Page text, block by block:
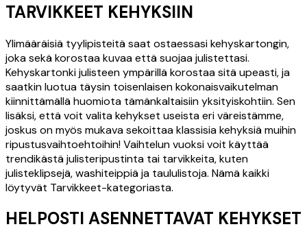
TARVIKKEET KEHYKSIIN
Ylimääräisiä tyylipisteitä saat ostaessasi kehyskartongin,
joka sekä korostaa kuvaa että suojaa julistettasi.
Kehyskartonki julisteen ympärillä korostaa sitä upeasti, ja
saatkin luotua täysin toisenlaisen kokonaisvaikutelman
kiinnittämällä huomiota tämänkaltaisiin yksityiskohtiin. Sen
lisäksi, että voit valita kehykset useista eri väreistämme,
joskus on myös mukava sekoittaa klassisia kehyksiä muihin
ripustusvaihtoehtoihin! Vaihtelun vuoksi voit käyttää
trendikästä julisteripustinta tai tarvikkeita, kuten
julisteklipsejä, washiteippiä ja taululistoja. Nämä kaikki
löytyvät Tarvikkeet-kategoriasta.
HELPOSTI ASENNETTAVAT KEHYKSET